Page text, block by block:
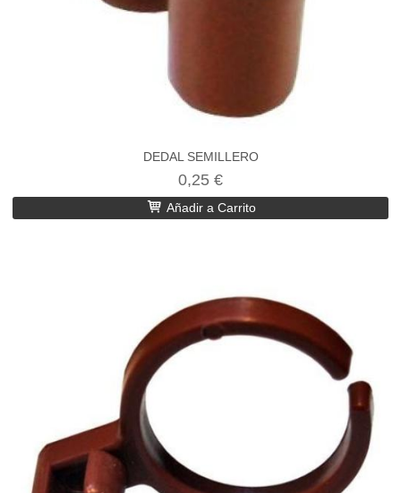
DEDAL SEMILLERO
0,25 €
Añadir a Carrito